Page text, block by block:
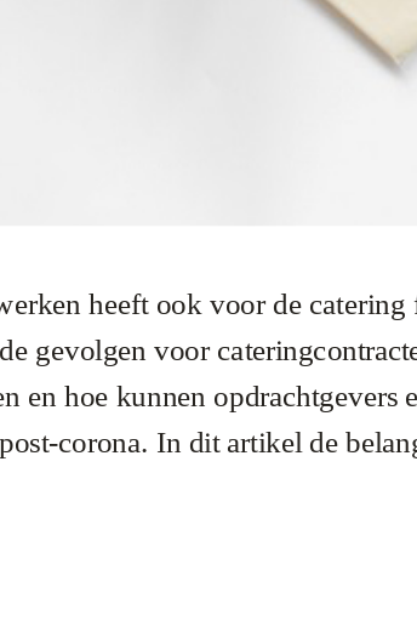
heeft ook voor de
gevolgen voor
hoe kunnen opdrachtgevers
corona. In dit artikel de